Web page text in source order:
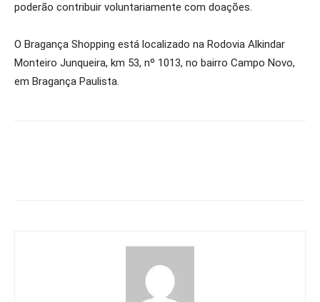
poderão contribuir voluntariamente com doações.
O Bragança Shopping está localizado na Rodovia Alkindar
Monteiro Junqueira, km 53, nº 1013, no bairro Campo Novo,
em Bragança Paulista.